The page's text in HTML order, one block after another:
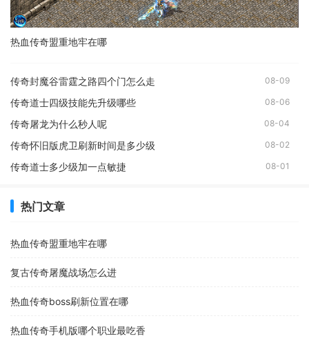
热血传奇盟重地牢在哪
传奇封魔谷雷霆之路四个门怎么走 08-09
传奇道士四级技能先升级哪些 08-06
传奇屠龙为什么秒人呢 08-04
传奇怀旧版虎卫刷新时间是多少级 08-02
传奇道士多少级加一点敏捷 08-01
热门文章
热血传奇盟重地牢在哪
复古传奇屠魔战场怎么进
热血传奇boss刷新位置在哪
热血传奇手机版哪个职业最吃香